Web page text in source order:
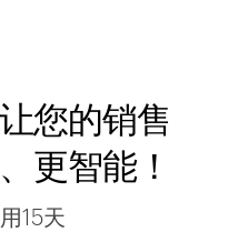
您的销售
更智能！
15天